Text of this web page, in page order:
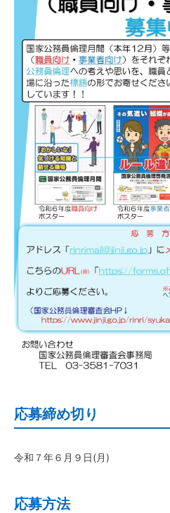
応募締め切り
令和７年６月９日(月)
応募方法